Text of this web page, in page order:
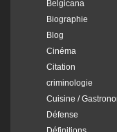
Belgicana
Biographie
Blog
Cinéma
Citation
criminologie
Cuisine /
Défense